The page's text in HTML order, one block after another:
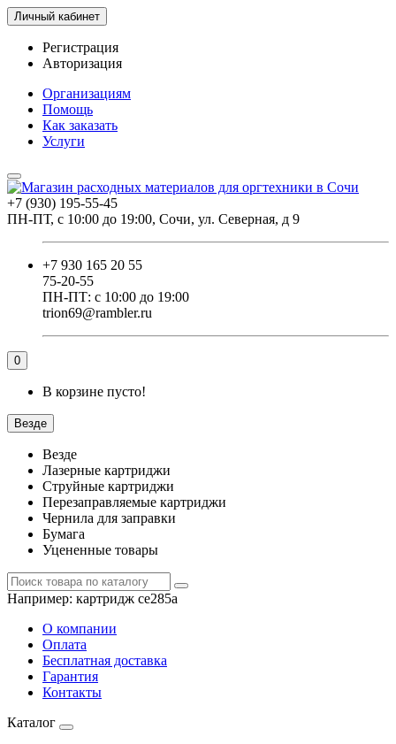
Личный кабинет
Регистрация
Авторизация
Организациям
Помощь
Как заказать
Услуги
+7 (930) 195-55-45
ПН-ПТ, с 10:00 до 19:00, Сочи, ул. Северная, д 9
+7 930 165 20 55
75-20-55
ПН-ПТ: с 10:00 до 19:00
trion69@rambler.ru
0
В корзине пусто!
Везде
Везде
Лазерные картриджи
Струйные картриджи
Перезаправляемые картриджи
Чернила для заправки
Бумага
Уцененные товары
Например: картридж ce285a
О компании
Оплата
Бесплатная доставка
Гарантия
Контакты
Каталог